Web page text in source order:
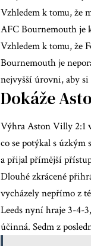
Vzhledem k tomu, že
AFC Bournemouth je
Vzhledem k tomu, že
Bournemouth je
nejvyšší úrovni, aby
Dokáže
Výhra Aston Villy 2:1
co se potýkal s úzkým
a přijal přímější
Dlouhé zkrácené
vycházely nepřímo z
Leeds nyní hraje 3-4-
účinná. Sedm z